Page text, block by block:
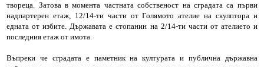
твореца. Затова в момента частната собственост на сградата са първи
надпартерен етаж, 12/14-ти части от Голямото ателие на скулптора и
едната от избите. Държавата е стопанин на 2/14-ти части от ателието и
последния етаж от имота.
Въпреки че сградата е паметник на културата и публична държавна